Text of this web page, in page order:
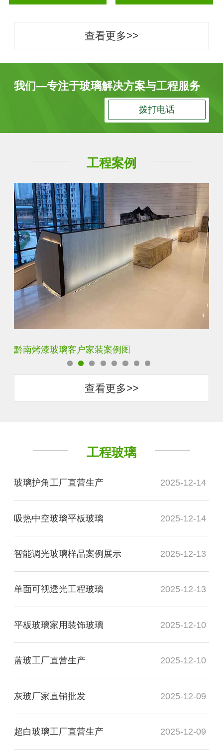
查看更多>>
我们—专注于玻璃解决方案与工程服务
拨打电话
工程案例
黔南单向透视玻璃客户家装案例图
查看更多>>
工程玻璃
玻璃护角工厂直营生产 2025-12-14
吸热中空玻璃平板玻璃 2025-12-14
智能调光玻璃样品案例展示 2025-12-13
单面可视透光工程玻璃 2025-12-13
平板玻璃家用装饰玻璃 2025-12-10
蓝玻工厂直营生产 2025-12-10
灰玻厂家直销批发 2025-12-09
超白玻璃工厂直营生产 2025-12-09